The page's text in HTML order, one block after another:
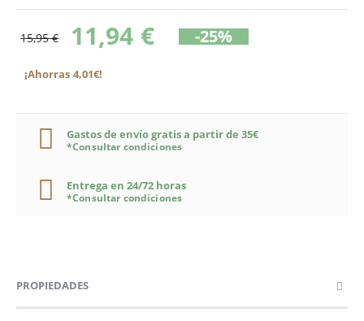
15,95 € 11,94 € -25%
¡Ahorras 4,01€!
Gastos de envío gratis a partir de 35€
*Consultar condiciones
Entrega en 24/72 horas
*Consultar condiciones
PROPIEDADES